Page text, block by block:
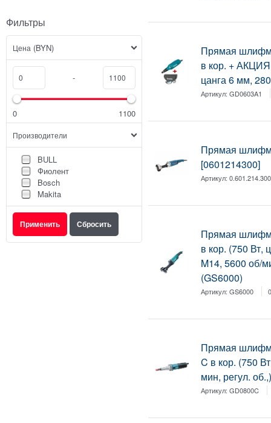
Фильтры
Цена (BYN)
-
0 1100
Производители
BULL
Фиолент
Bosch
Makita
Прямая
в кор. +
цанга 6 мм,
Артикул:GD0603A1
Прямая
[0601214300]
Артикул:0.601.214.300
Прямая
в кор. (750 Вт,
M14, 5600 об/
(GS6000)
Артикул:GS6000
Прямая
C в кор. (750
мин, регул.
Артикул:GD0800C